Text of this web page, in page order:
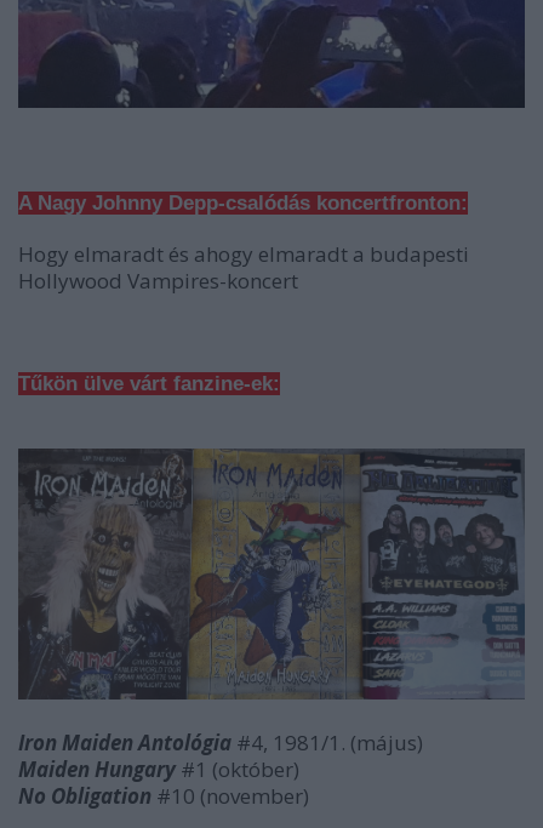
A Nagy Johnny Depp-csalódás koncertfronton:
Hogy elmaradt és ahogy elmaradt a budapesti
Hollywood Vampires-koncert
Tűkön ülve várt fanzine-ek:
Iron Maiden Antológia #4, 1981/1. (május)
Maiden Hungary #1 (október)
No Obligation #10 (november)